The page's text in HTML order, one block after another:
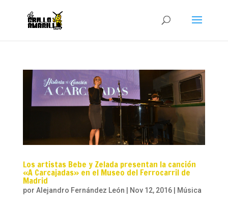
Los artistas Bebe y Zelada presentan la canción
«A Carcajadas» en el Museo del Ferrocarril de
Madrid
por Alejandro Fernández León Nov 12, 2016| Música